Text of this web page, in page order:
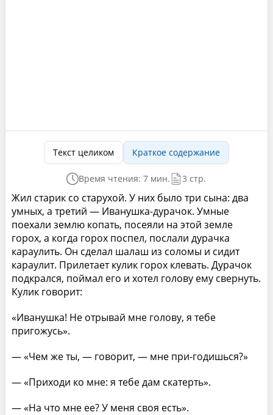
Текст целиком Краткое содержание
Время чтения: 7 мин. 3 стр.
Жил старик со старухой. У них было три сына: два
умных, а третий — Иванушка-дурачок. Умные
поехали землю копать, посеяли на этой земле
горох, а когда горох поспел, послали дурачка
караулить. Он сделал шалаш из соломы и сидит
караулит. Прилетает кулик горох клевать. Дурачок
подкрался, поймал его и хотел голову ему свернуть.
Кулик говорит:
«Иванушка! Не отрывай мне голову, я тебе
пригожусь».
— «Чем же ты, — говорит, — мне при-годишься?»
— «Приходи ко мне: я тебе дам скатерть».
— «На что мне ее? У меня своя есть».